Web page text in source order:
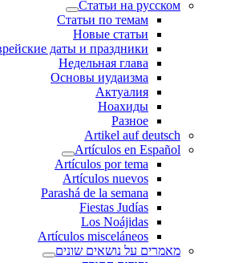
Статьи на русском
Статьи по темам
Новые статьи
даты и праздники
Недельная глава
Основы иудаизма
Актуалия
Ноахиды
Разное
Artikel auf deutsch
Artículos en Español
Artículos por tema
Artículos nuevos
Parashá de la semana
Fiestas Judías
Los Noájidas
Artículos misceláneos
מאמרים על נושאים שונים